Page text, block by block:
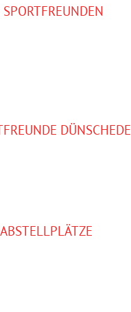
DÜNSCHEDE